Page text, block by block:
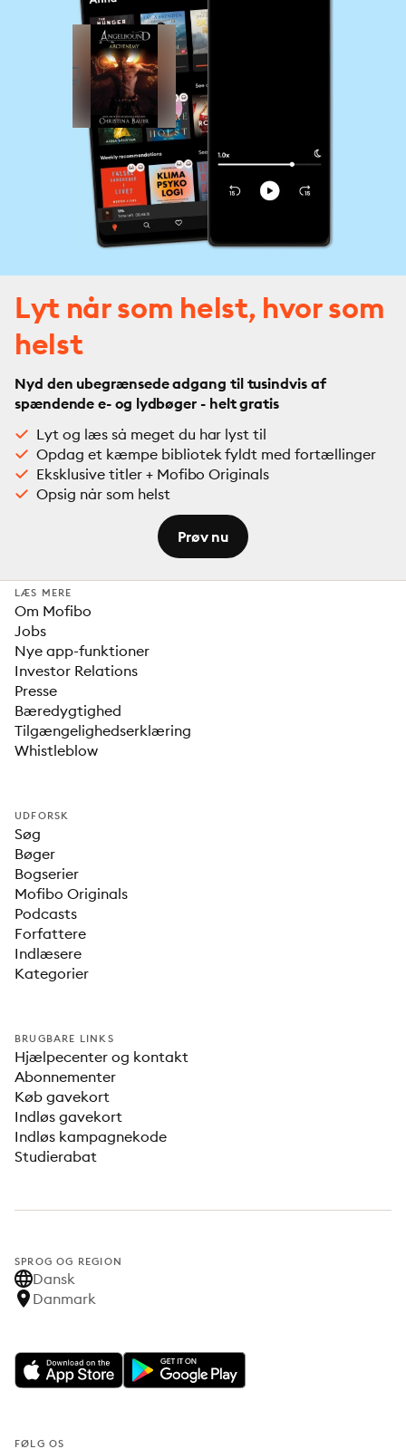
Lyt når som helst, hvor som
helst
Nyd den ubegrænsede adgang til tusindvis af
spændende e- og lydbøger - helt gratis
Lyt og læs så meget du har lyst til
Opdag et kæmpe bibliotek fyldt med fortællinger
Eksklusive titler + Mofibo Originals
Opsig når som helst
Prøv nu
LÆS MERE
Om Mofibo
Jobs
Nye app-funktioner
Investor Relations
Presse
Bæredygtighed
Tilgængelighedserklæring
Whistleblow
UDFORSK
Søg
Bøger
Bogserier
Mofibo Originals
Podcasts
Forfattere
Indlæsere
Kategorier
BRUGBARE LINKS
Hjælpecenter og kontakt
Abonnementer
Køb gavekort
Indløs gavekort
Indløs kampagnekode
Studierabat
SPROG OG REGION
Dansk
Danmark
FØLG OS